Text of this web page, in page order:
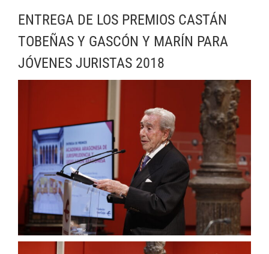
ENTREGA DE LOS PREMIOS CASTÁN
TOBEÑAS Y GASCÓN Y MARÍN PARA
JÓVENES JURISTAS 2018